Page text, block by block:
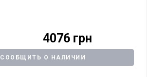
4076 грн
СООБЩИТЬ О НАЛИЧИИ